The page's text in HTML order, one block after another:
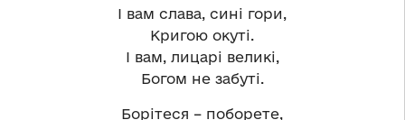
І вам слава, сині гори,
Кригою окуті.
І вам, лицарі великі,
Богом не забуті.
Борітеся – поборете,